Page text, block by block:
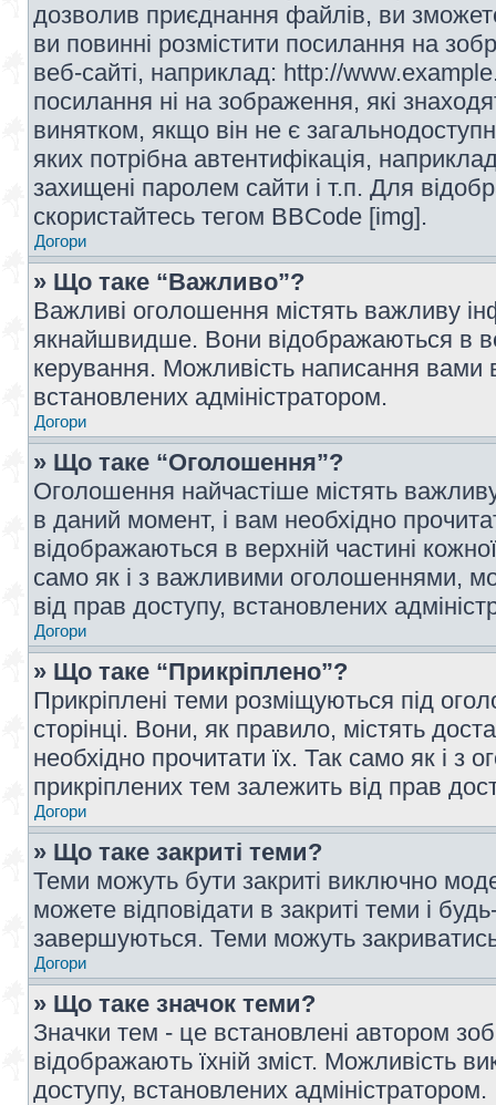
дозволив приєднання файлів, ви
ви повинні розмістити посилання на
веб-сайті, наприклад: http://
посилання ні на зображення, які
винятком, якщо він не є
яких потрібна автентифікація,
захищені паролем сайти і т.п. Для
скористайтесь тегом BBCode [img].
Догори
» Що таке “Важливо”?
Важливі оголошення містять важливу
якнайшвидше. Вони відображаються в
керування. Можливість написання
встановлених адміністратором.
Догори
» Що таке “Оголошення”?
Оголошення найчастіше містять
в даний момент, і вам необхідно
відображаються в верхній частині
само як і з важливими оголошеннями,
від прав доступу, встановлених
Догори
» Що таке “Прикріплено”?
Прикріплені теми розміщуються під
сторінці. Вони, як правило, містять
необхідно прочитати їх. Так само як і
прикріплених тем залежить від прав
Догори
» Що таке закриті теми?
Теми можуть бути закриті виключно
можете відповідати в закриті теми і
завершуються. Теми можуть
Догори
» Що таке значок теми?
Значки тем - це встановлені автором
відображають їхній зміст. Можливість
доступу, встановлених адміністратором.